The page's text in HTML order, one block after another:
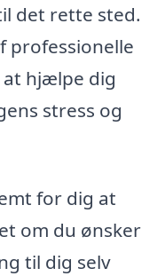
det rette sted.
professionelle
at hjælpe dig
stress og
for dig at
om du ønsker
til dig selv